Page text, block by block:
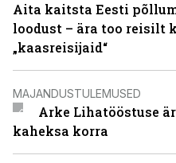
Aita kaitsta Eesti
loodust – ära too reisilt
„kaasreisijaid“
MAJANDUSTULEMUSED
Arke Lihatööstuse
kaheksa korra